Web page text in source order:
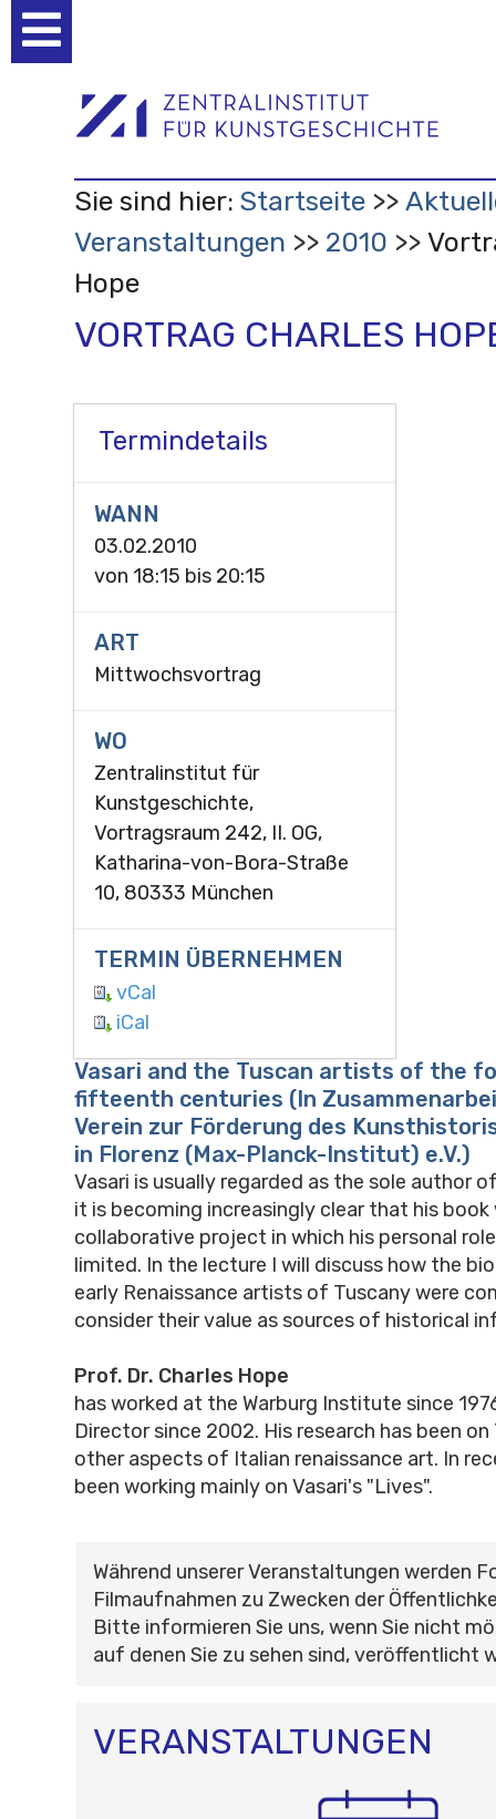
Werkzeuge
Sie sind hier: Startseite
Veranstaltungen
2010
Hope
VORTRAG CHARLES
Termindetails
WANN
03.02.2010
von 18:15 bis 20:15
ART
Mittwochsvortrag
WO
Zentralinstitut für
Kunstgeschichte,
Vortragsraum 242, II. OG,
Katharina-von-Bora-Straße
10, 80333 München
TERMIN ÜBERNEHMEN
vCal
iCal
Vasari and the Tuscan artists of the
fifteenth centuries (In
Verein zur Förderung des
in Florenz (Max-Planck-Institut) e.V.)
Vasari is usually regarded as the sole author
it is becoming increasingly clear that his book
collaborative project in which his personal
limited. In the lecture I will discuss how the
early Renaissance artists of Tuscany were
consider their value as sources of historical
Prof. Dr. Charles Hope
has worked at the Warburg Institute since
Director since 2002. His research has been
other aspects of Italian renaissance art. In
been working mainly on Vasari's "Lives".
Während unserer Veranstaltungen werden
Filmaufnahmen zu Zwecken der
Bitte informieren Sie uns, wenn Sie nicht
auf denen Sie zu sehen sind, veröffentlicht
VERANSTALTUNGEN